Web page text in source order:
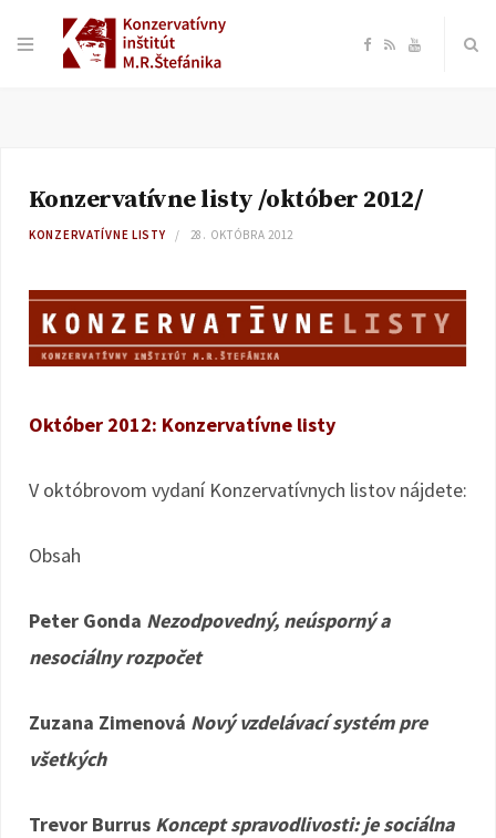
F
e
o
R Y
b
Konzervatívne listy /október 2012/
KONZERVATÍVNE LISTY 28. OKTÓBRA 2012
Október 2012: Konzervatívne listy
V októbrovom vydaní Konzervatívnych listov nájdete:
Obsah
Peter Gonda Nezodpovedný, neúsporný a
nesociálny rozpočet
Zuzana Zimenová Nový vzdelávací systém pre
všetkých
Trevor Burrus Koncept spravodlivosti: je sociálna